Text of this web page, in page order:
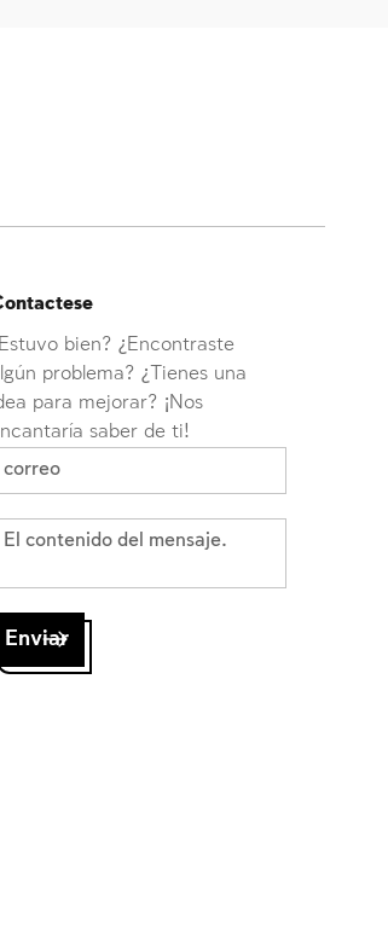
bien? ¿Encontraste
problema? ¿Tienes una
para mejorar? ¡Nos
saber de ti!